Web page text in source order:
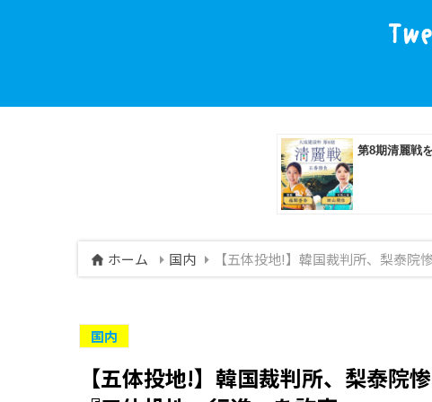
ホーム 国内 【五体投地!】韓国裁判所、梨泰
国内
【五体投地!】韓国裁判所、梨泰院